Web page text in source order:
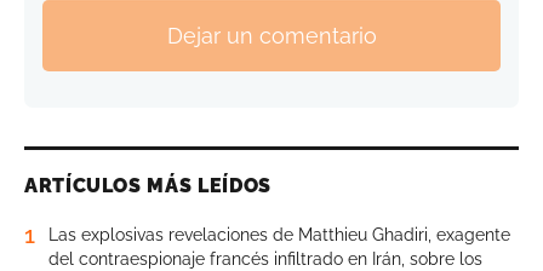
Dejar un comentario
ARTÍCULOS MÁS LEÍDOS
1
Las explosivas revelaciones de Matthieu Ghadiri, exagente
del contraespionaje francés infiltrado en Irán, sobre los